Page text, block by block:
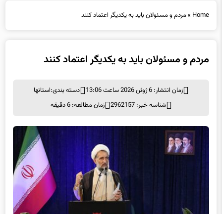
Home
»مردم و مسئولان باید به یکدیگر اعتماد کنند
مردم و مسئولان باید به یکدیگر اعتماد کنند
زمان انتشار: 6 ژوئن 2026 ساعت 13:06 دسته بندی:استانها
شناسه خبر: 2962157
زمان مطالعه: 6 دقیقه